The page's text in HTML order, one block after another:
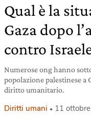
Qual è la
Gaza dopo
contro
Numerose ong hanno
popolazione palestinese a
diritto umanitario.
Diritti umani 11